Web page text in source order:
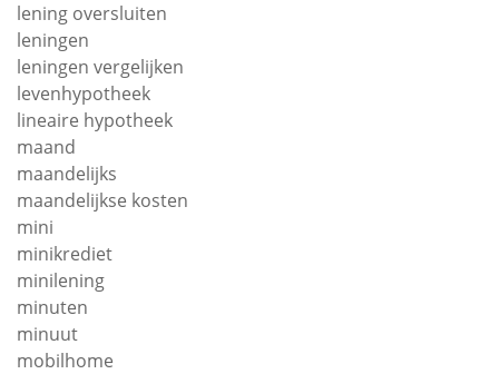
lening oversluiten
leningen
leningen vergelijken
levenhypotheek
lineaire hypotheek
maand
maandelijks
maandelijkse kosten
mini
minikrediet
minilening
minuten
minuut
mobilhome